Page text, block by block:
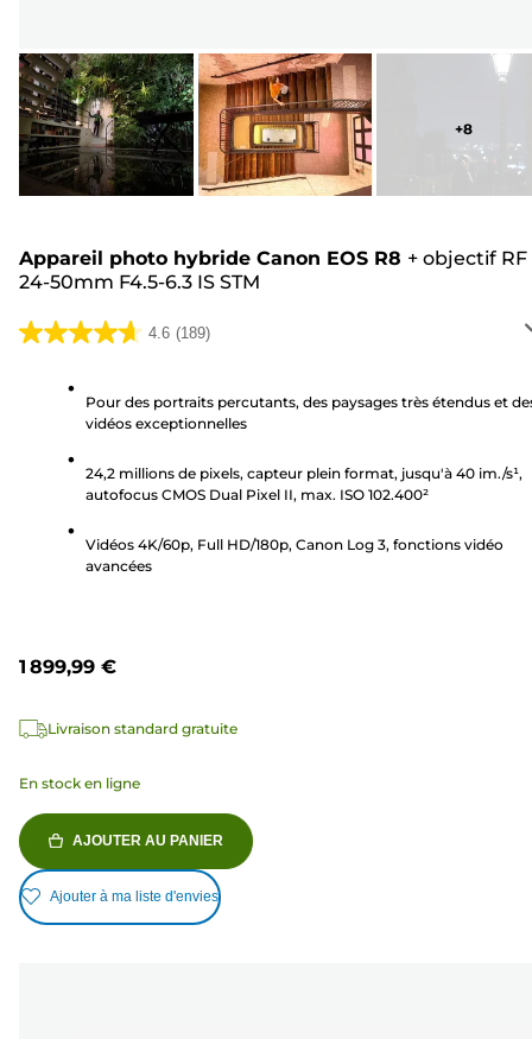
+8
Appareil photo hybride Canon EOS R8 + objectif RF
24-50mm F4.5-6.3 IS STM
4.6 (189)
4.6
étoiles.
Pour des portraits percutants, des paysages très étendus et
vidéos exceptionnelles
24,2 millions de pixels, capteur plein format, jusqu'à 40 im./s¹,
autofocus CMOS Dual Pixel II, max. ISO 102.400²
Vidéos 4K/60p, Full HD/180p, Canon Log 3, fonctions vidéo
avancées
1 899,99 €
Livraison standard gratuite
En stock en ligne
AJOUTER AU PANIER
Ajouter à ma liste d'envies